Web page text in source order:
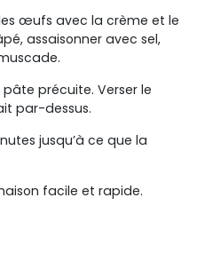
œufs avec la crème et le
assaisonner avec sel,
précuite. Verser le
par-dessus.
jusqu’à ce que la
facile et rapide.